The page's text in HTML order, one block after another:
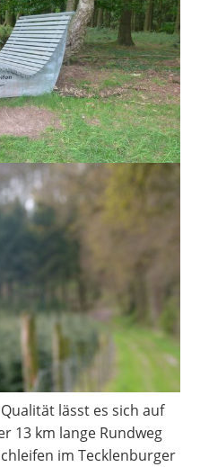
lässt es sich auf
13 km lange Rundweg
im Tecklenburger